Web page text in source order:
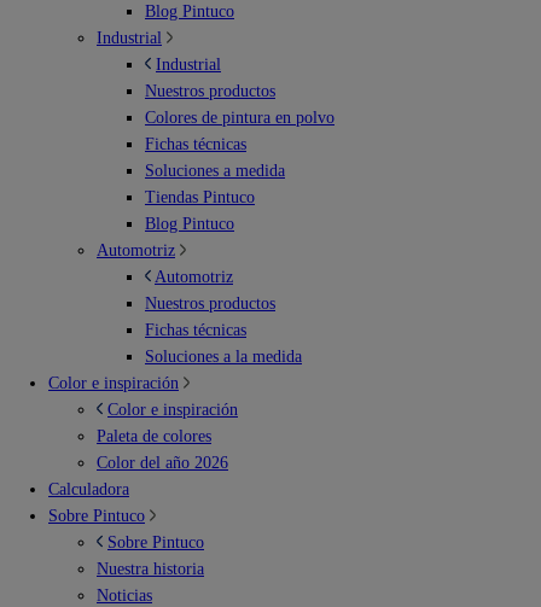
Blog Pintuco
Industrial
Industrial
Nuestros productos
Colores de pintura en polvo
Fichas técnicas
Soluciones a medida
Tiendas Pintuco
Blog Pintuco
Automotriz
Automotriz
Nuestros productos
Fichas técnicas
Soluciones a la medida
Color e inspiración
Color e inspiración
Paleta de colores
Color del año 2026
Calculadora
Sobre Pintuco
Sobre Pintuco
Nuestra historia
Noticias